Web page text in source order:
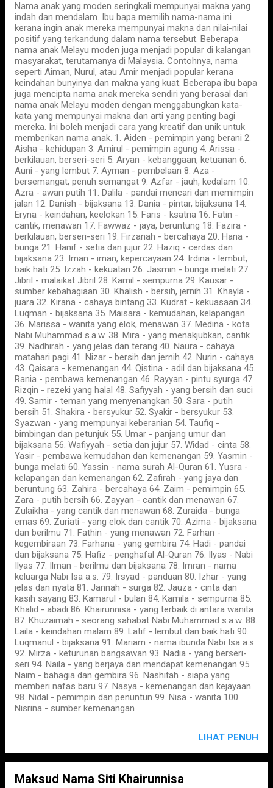
Nama anak yang moden seringkali mempunyai makna yang
indah dan mendalam. Ibu bapa memilih nama-nama ini
kerana ingin anak mereka mempunyai makna dan nilai-nilai
positif yang terkandung dalam nama tersebut. Beberapa
nama anak Melayu moden juga menjadi popular di kalangan
masyarakat, terutamanya di Malaysia. Contohnya, nama
seperti Aiman, Nurul, atau Amir menjadi popular kerana
keindahan bunyinya dan makna yang kuat. Beberapa ibu bapa
juga mencipta nama anak mereka sendiri yang berasal dari
nama anak Melayu moden dengan menggabungkan kata-
kata yang mempunyai makna dan arti yang penting bagi
mereka. Ini boleh menjadi cara yang kreatif dan unik untuk
memberikan nama anak. 1. Aiden - pemimpin yang berani 2.
Aisha - kehidupan 3. Amirul - pemimpin agung 4. Arissa -
berkilauan, berseri-seri 5. Aryan - kebanggaan, ketuanan 6.
Auni - yang lembut 7. Ayman - pembelaan 8. Aza -
bersemangat, penuh semangat 9. Azfar - jauh, kedalam 10.
Azra - awan putih 11. Dalila - pandai mencari dan memimpin
jalan 12. Danish - bijaksana 13. Dania - pintar, bijaksana 14.
Eryna - keindahan, keelokan 15. Faris - ksatria 16. Fatin -
cantik, menawan 17. Fawwaz - jaya, beruntung 18. Fazira -
berkilauan, berseri-seri 19. Firzanah - bercahaya 20. Hana -
bunga 21. Hanif - setia dan jujur 22. Haziq - cerdas dan
bijaksana 23. Iman - iman, kepercayaan 24. Irdina - lembut,
baik hati 25. Izzah - kekuatan 26. Jasmin - bunga melati 27.
Jibril - malaikat Jibril 28. Kamil - sempurna 29. Kausar -
sumber kebahagiaan 30. Khalish - bersih, jernih 31. Khayla -
juara 32. Kirana - cahaya bintang 33. Kudrat - kekuasaan 34.
Luqman - bijaksana 35. Maisara - kemudahan, kelapangan
36. Marissa - wanita yang elok, menawan 37. Medina - kota
Nabi Muhammad s.a.w. 38. Mira - yang menakjubkan, cantik
39. Nadhirah - yang jelas dan terang 40. Naura - cahaya
matahari pagi 41. Nizar - bersih dan jernih 42. Nurin - cahaya
43. Qaisara - kemenangan 44. Qistina - adil dan bijaksana 45.
Rania - pembawa kemenangan 46. Rayyan - pintu syurga 47.
Rizqin - rezeki yang halal 48. Safiyyah - yang bersih dan suci
49. Samir - teman yang menyenangkan 50. Sara - putih
bersih 51. Shakira - bersyukur 52. Syakir - bersyukur 53.
Syazwan - yang mempunyai keberanian 54. Taufiq -
bimbingan dan petunjuk 55. Umar - panjang umur dan
bijaksana 56. Wafiyyah - setia dan jujur 57. Widad - cinta 58.
Yasir - pembawa kemudahan dan kemenangan 59. Yasmin -
bunga melati 60. Yassin - nama surah Al-Quran 61. Yusra -
kelapangan dan kemenangan 62. Zafirah - yang jaya dan
beruntung 63. Zahira - bercahaya 64. Zaim - pemimpin 65.
Zara - putih bersih 66. Zayyan - cantik dan menawan 67.
Zulaikha - yang cantik dan menawan 68. Zuraida - bunga
emas 69. Zuriati - yang elok dan cantik 70. Azima - bijaksana
dan berilmu 71. Fathin - yang menawan 72. Farhan -
kegembiraan 73. Farhana - yang gembira 74. Hadi - pandai
dan bijaksana 75. Hafiz - penghafal Al-Quran 76. Ilyas - Nabi
Ilyas 77. Ilman - berilmu dan bijaksana 78. Imran - nama
keluarga Nabi Isa a.s. 79. Irsyad - panduan 80. Izhar - yang
jelas dan nyata 81. Jannah - surga 82. Jauza - cinta dan
kasih sayang 83. Kamarul - bulan 84. Kamila - sempurna 85.
Khalid - abadi 86. Khairunnisa - yang terbaik di antara wanita
87. Khuzaimah - seorang sahabat Nabi Muhammad s.a.w. 88.
Laila - keindahan malam 89. Latif - lembut dan baik hati 90.
Luqmanul - bijaksana 91. Mariam - nama ibunda Nabi Isa a.s.
92. Mirza - keturunan bangsawan 93. Nadia - yang berseri-
seri 94. Naila - yang berjaya dan mendapat kemenangan 95.
Naim - bahagia dan gembira 96. Nashitah - siapa yang
memberi nafas baru 97. Nasya - kemenangan dan kejayaan
98. Nidal - pemimpin dan penuntun 99. Nisa - wanita 100.
Nisrina - sumber kemenangan
LIHAT PENUH
Maksud Nama Siti Khairunnisa